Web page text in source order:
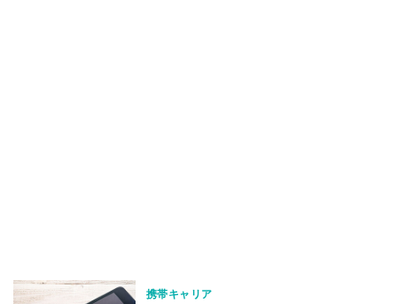
携帯キャリア